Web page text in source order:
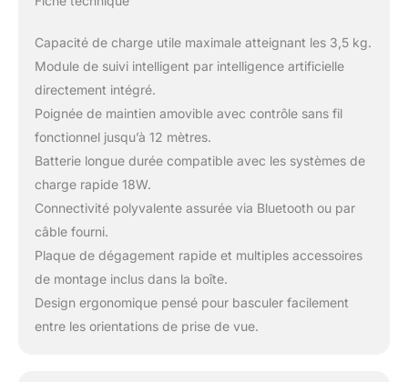
Capacité de charge utile maximale atteignant les 3,5 kg.
Module de suivi intelligent par intelligence artificielle
directement intégré.
Poignée de maintien amovible avec contrôle sans fil
fonctionnel jusqu’à 12 mètres.
Batterie longue durée compatible avec les systèmes de
charge rapide 18W.
Connectivité polyvalente assurée via Bluetooth ou par
câble fourni.
Plaque de dégagement rapide et multiples accessoires
de montage inclus dans la boîte.
Design ergonomique pensé pour basculer facilement
entre les orientations de prise de vue.